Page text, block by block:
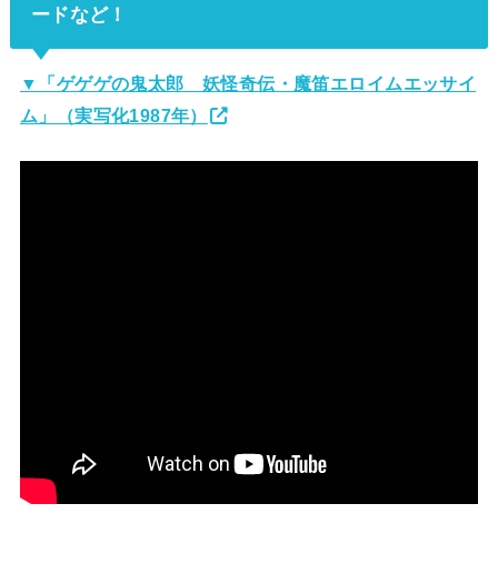
ードなど！
▼「ゲゲゲの鬼太郎 妖怪奇伝・魔笛エロイムエッサイ
ム」（実写化1987年）